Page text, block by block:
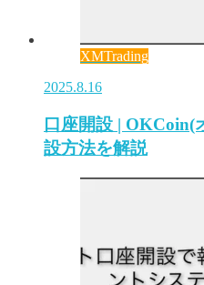
XMTrading
2025.8.16
口座開設 | OKCoin(
設方法を解説